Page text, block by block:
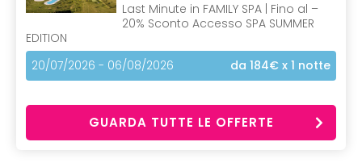
Last Minute in FAMILY SPA | Fino al –
20% Sconto Accesso SPA SUMMER
EDITION
20/07/2026 - 06/08/2026
da 184€ x 1 notte
GUARDA TUTTE LE OFFERTE